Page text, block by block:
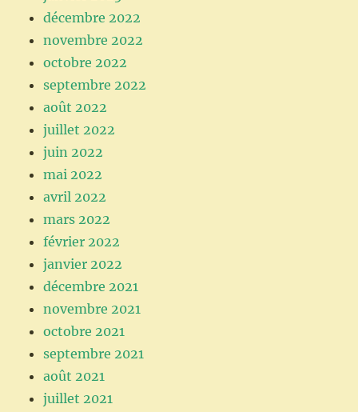
décembre 2022
novembre 2022
octobre 2022
septembre 2022
août 2022
juillet 2022
juin 2022
mai 2022
avril 2022
mars 2022
février 2022
janvier 2022
décembre 2021
novembre 2021
octobre 2021
septembre 2021
août 2021
juillet 2021